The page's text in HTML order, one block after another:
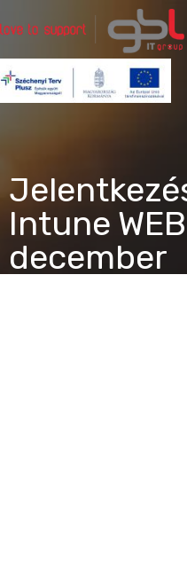
Rendszergazda
gbl IT group
a
Intune
december